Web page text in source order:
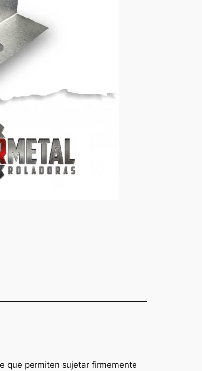
que permiten sujetar firmemente